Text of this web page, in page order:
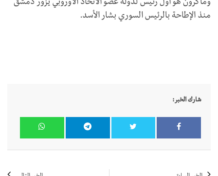
وماكرون هو أول رئيس لدولة عضو الاتحاد الأوروبي يزور دمشق
منذ الإطاحة بالرئيس السوري بشار الأسد.
شارك الخبر: